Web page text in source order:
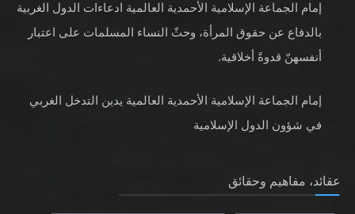
إمام الجماعة الإسلامية الأحمدية العالمية ادعاءات الدول الغربية
بالدفاع عن حقوق المرأة، وحثّ النساء المسلمات على اعتبار
أنفسهنّ قدوةً أخلاقية.
إمام الجماعة الإسلامية الأحمدية العالمية يدين التدخل الغربي
في شؤون الدول الإسلامية
عقائد، مفاهيم وحقائق